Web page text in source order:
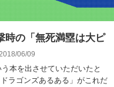
時の「無死満塁は大ピ
06/09
本を出させていただいたと
ラゴンズあるある」がこれだ